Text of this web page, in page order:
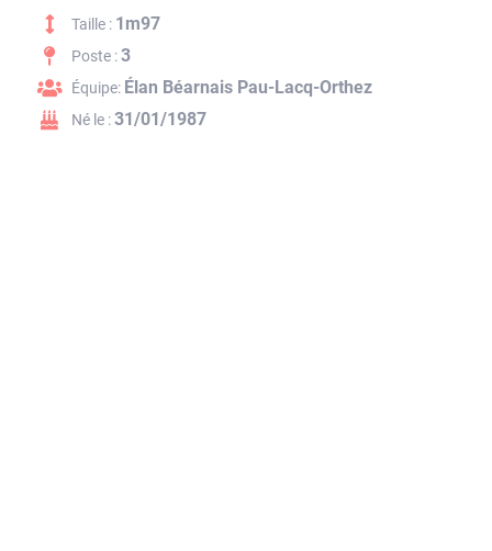
Taille : 1m97
Poste :3
Équipe: Élan Béarnais Pau-Lacq-Orthez
Né le :31/01/1987